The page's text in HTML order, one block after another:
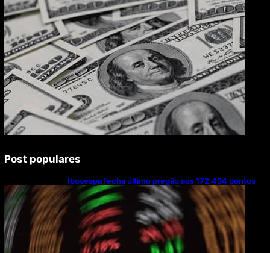
Post populares
Ibovespa fecha último pregão aos 172.494 pontos